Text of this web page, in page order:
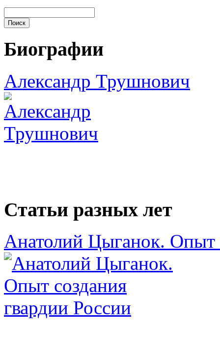
Биографии
Александр Трушнович
Статьи разных лет
Анатолий Цыганок. Опыт